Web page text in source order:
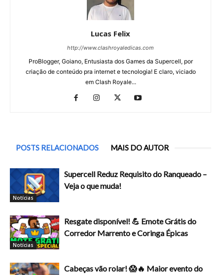
Lucas Felix
http://www.clashroyaledicas.com
ProBlogger, Goiano, Entusiasta dos Games da Supercell, por
criação de conteúdo pra internet e tecnologia! E claro, viciado
em Clash Royale...
POSTS RELACIONADOS MAIS DO AUTOR
Notícias
Supercell Reduz Requisito do Ranqueado –
Veja o que muda!
Notícias
Resgate disponível! 💪 Emote Grátis do
Corredor Marrento e Coringa Épicas
Cabeças vão rolar! 😱🔥 Maior evento do